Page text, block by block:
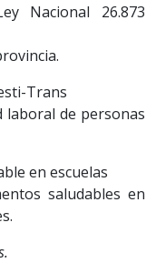
Nacional 26.873
Trans
laboral de personas
en escuelas
saludables en